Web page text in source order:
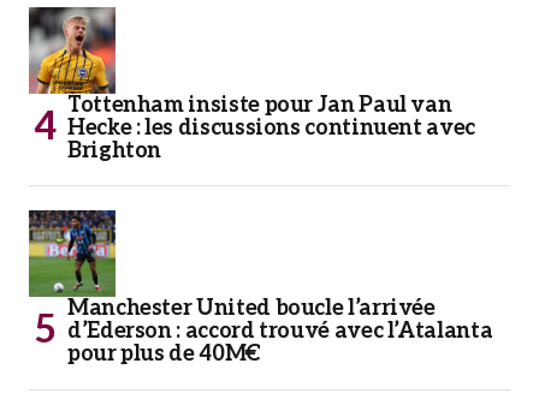
Tottenham insiste pour Jan Paul van
Hecke : les discussions continuent avec
Brighton
Manchester United boucle l’arrivée
d’Ederson : accord trouvé avec l’Atalanta
pour plus de 40M€